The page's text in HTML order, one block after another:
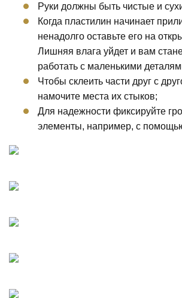
Руки должны быть чистые и
Когда пластилин начинает
ненадолго оставьте его на
Лишняя влага уйдет и вам
работать с маленькими
Чтобы склеить части друг с
намочите места их стыков;
Для надежности фиксируйте
элементы, например, с